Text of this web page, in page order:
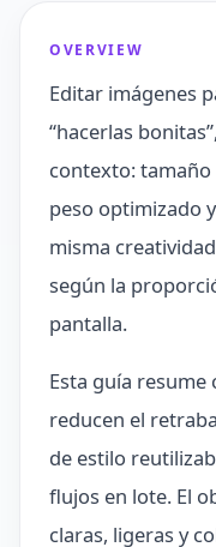
OVERVIEW
Editar imágenes
“hacerlas
contexto:
peso optimizado
misma
según la
pantalla.
Esta guía
reducen el
de estilo
flujos en lote. El
claras, ligeras y